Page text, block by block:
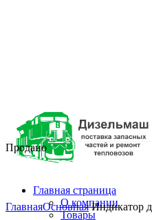
Главная страница
О компании
Товары
Продано
Нажмите, чтобы увеличить
ГлавнаяОсновнаяИндикатор